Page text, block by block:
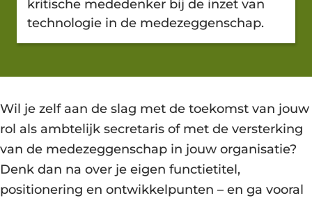
kritische mededenker bij de inzet van
technologie in de medezeggenschap.
Wil je zelf aan de slag met de toekomst van jouw
rol als ambtelijk secretaris of met de versterking
van de medezeggenschap in jouw organisatie?
Denk dan na over je eigen functietitel,
positionering en ontwikkelpunten – en ga vooral